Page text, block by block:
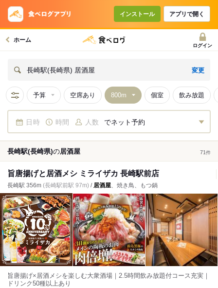
インストール アプリで開く
ホーム
ログイン
長崎駅(長崎県) 居酒屋 変更
予算 空席あり 個室 飲み放題
日時 時間 人数 でネット予約
長崎駅(長崎県)の居酒屋 71 件
旨唐揚げと居酒メシ ミライザカ 長崎駅前店
長崎駅 356m (長崎駅前駅 97m) / 居酒屋、焼き鳥、もつ鍋
旨唐揚げ×居酒メシを楽しむ大衆酒場｜2.5時間飲み放題付コース充実｜
ドリンク50種以上あり